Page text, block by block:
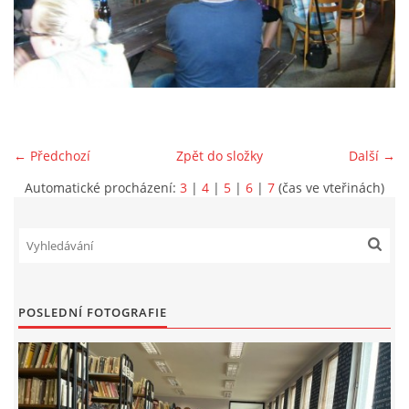
VIDEA Z DRONU
"KNIHOBUDKY"
PROJEKT FLYNN "KNIHOVNA" CARSEN
E-KNIHY DO KAŽDÉ KNIHOVNY
GRANTY A DOTACE
← Předchozí Další →
Zpět do složky
Automatické procházení: 3 | 4 | 5 | 6 | 7 (čas ve vteřinách)
POSLEDNÍ FOTOGRAFIE